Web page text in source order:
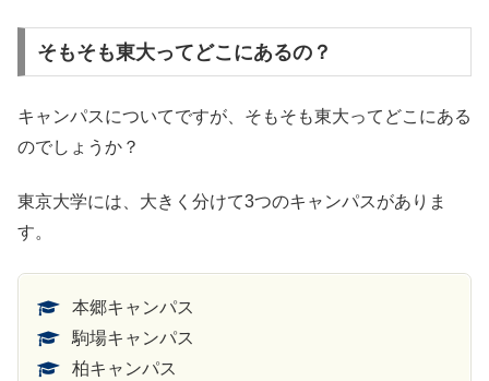
そもそも東大ってどこにあるの？
キャンパスについてですが、そもそも東大ってどこにある
のでしょうか？
東京大学には、大きく分けて3つのキャンパスがありま
す。
本郷キャンパス
駒場キャンパス
柏キャンパス